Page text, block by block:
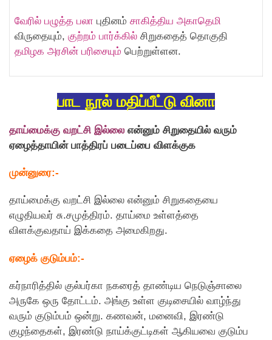
வேரில் பழுத்த பலா புதினம் சாகித்திய அகாதெமி
விருதையும், குற்றம் பார்க்கில் சிறுகதைத் தொகுதி
தமிழக அரசின் பரிசையும் பெற்றுள்ளன.
பாட நூல் மதிப்பீட்டு வினா
தாய்மைக்கு வறட்சி இல்லை என்னும் சிறுதையில் வரும்
ஏழைத்தாயின் பாத்திரப் படைப்பை விளக்குக
முன்னுரை:-
தாய்மைக்கு வறட்சி இல்லை என்னும் சிறுகதையை
எழுதியவர் சு.சமுத்திரம். தாய்மை உள்ளத்தை
விளக்குவதாய் இக்கதை அமைகிறது.
ஏழைக் குடும்பம்:-
கர்நாரித்தில் குல்பர்கா நகரைத் தாண்டிய நெடுஞ்சாலை
அருகே ஒரு தோட்டம். அங்கு உள்ள குடிசையில் வாழ்ந்து
வரும் குடும்பம் ஒன்று. கணவன், மனைவி, இரண்டு
குழந்தைகள், இரண்டு நாய்க்குட்டிகள் ஆகியவை குடும்ப